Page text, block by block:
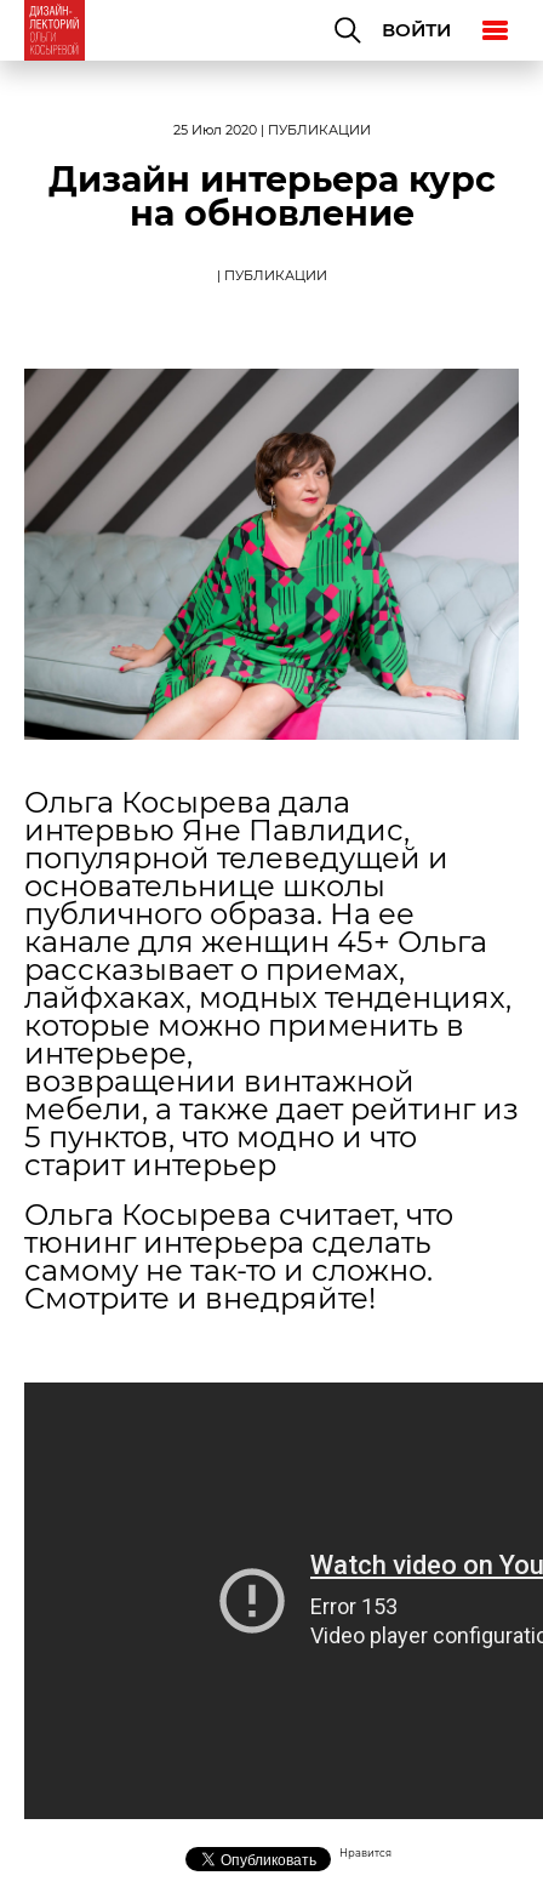
ВОЙТИ
25 Июл 2020 | ПУБЛИКАЦИИ
Дизайн интерьера курс
на обновление
| ПУБЛИКАЦИИ
Ольга Косырева дала
интервью Яне Павлидис,
популярной телеведущей и
основательнице школы
публичного образа. На ее
канале для женщин 45+ Ольга
рассказывает о приемах,
лайфхаках, модных тенденциях,
которые можно применить в
интерьере,
возвращении винтажной
мебели, а также дает рейтинг из
5 пунктов, что модно и что
старит интерьер
Ольга Косырева считает, что
тюнинг интерьера сделать
самому не так-то и сложно.
Смотрите и внедряйте!
Нравится